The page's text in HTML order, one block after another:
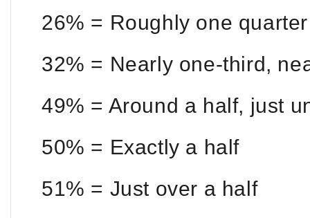
26% = Roughly one quarter
32% = Nearly one-third,
49% = Around a half, just
50% = Exactly a half
51% = Just over a half